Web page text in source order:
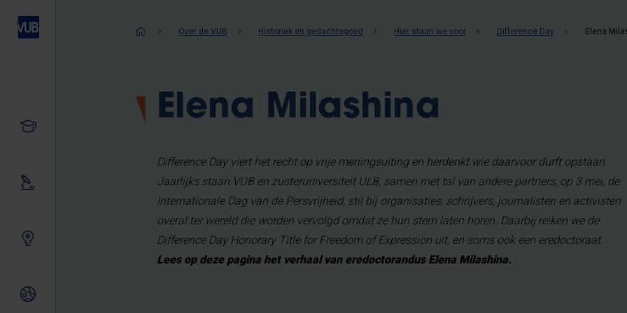
Samen innoveren
Kruimelpad
Over de VUB Historiek en gedachtegoed Hier staan we voor Difference Day Elena
Elena Milashina
Difference Day viert het recht op vrije meningsuiting en herdenkt wie daarvoor durft opstaan.
Jaarlijks staan VUB en zusteruniversiteit ULB, samen met tal van andere partners, op 3 mei, de
Internationale Dag van de Persvrijheid, stil bij organisaties, schrijvers, journalisten en activisten
overal ter wereld die worden vervolgd omdat ze hun stem laten horen. Daarbij reiken we de
Difference Day Honorary Title for Freedom of Expression uit, en soms ook een eredoctoraat.
Lees op deze pagina het verhaal van eredoctorandus Elena Milashina.